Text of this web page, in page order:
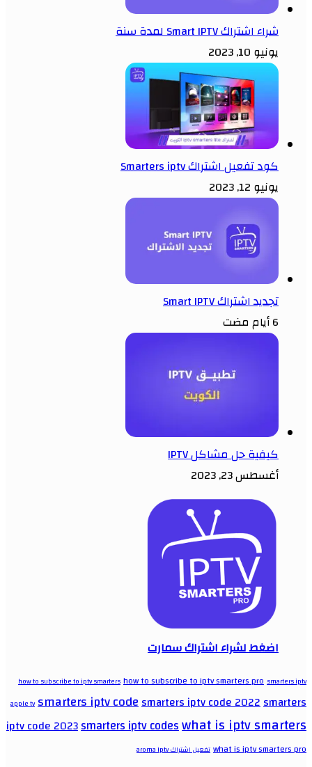
شراء اشتراك Smart IPTV لمدة سنة
يونيو 10, 2023
كود تفعيل اشتراك Smarters iptv
يونيو 12, 2023
تجديد اشتراك Smart IPTV
6 أيام مضت
كيفية حل مشاكل IPTV
أغسطس 23, 2023
اضغط لشراء اشتراك سمارت
how to subscribe to iptv smarters how to subscribe to iptv smarters pro smarters iptv
apple tv smarters iptv codesmarters iptv code 2022smarters
iptv code 2023smarters iptv codeswhat is iptv smarters
what is iptv smarters pro تفعيل اشتراك aroma iptv